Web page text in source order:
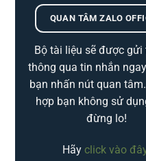
QUAN TÂM ZALO
Bộ tài liệu sẽ được gửi
thông qua tin nhắn
bạn nhấn nút quan
hợp bạn không sử
đừng lo!
Hãy click vào